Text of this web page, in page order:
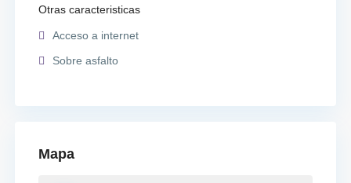
Otras caracteristicas
Acceso a internet
Sobre asfalto
Mapa